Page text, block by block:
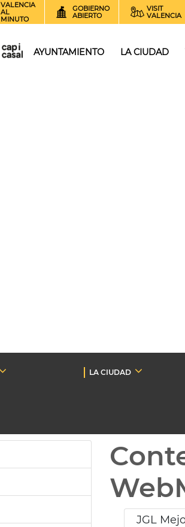
VALENCIA
AL
MINUTO
GOBIERNO
ABIERTO
VISIT
VALENCIA
AYUNTAMIENTO LA CIUDAD
LA CIUDAD
JGL